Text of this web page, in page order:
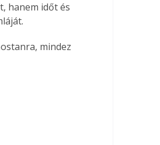
hanem időt és
mindez